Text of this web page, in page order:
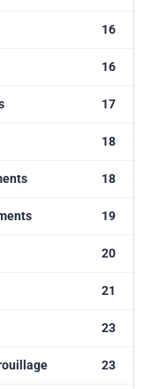
16
16
17
18
18
19
20
21
23
23